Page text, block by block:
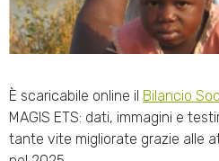
È scaricabile online il Bilancio
MAGIS ETS: dati, immagini e
tante vite migliorate grazie alle